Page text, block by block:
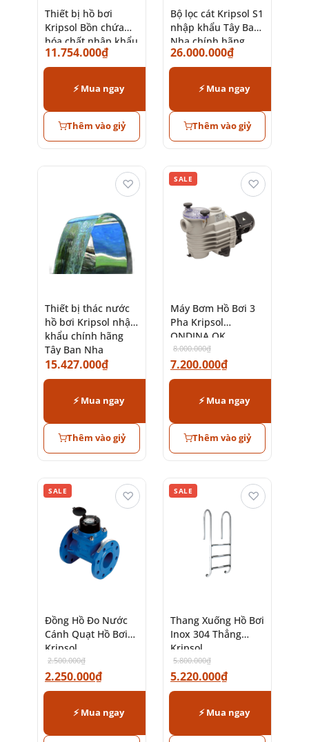
Thiết bị hồ bơi
Kripsol Bồn chứa
hóa chất nhập khẩu
chính hãng
11.754.000₫
⚡ Mua ngay
Thêm vào giỷ
Bộ lọc cát Kripsol S1
nhập khẩu Tây Ban
Nha chính hãng
26.000.000₫
⚡ Mua ngay
Thêm vào giỷ
Thiết bị thác nước
hồ bơi Kripsol nhập
khẩu chính hãng
Tây Ban Nha
15.427.000₫
⚡ Mua ngay
Thêm vào giỷ
♡ SALE
Máy Bơm Hồ Bơi 3
Pha Kripsol
ONDINA OK
8.000.000₫
7.200.000₫
⚡ Mua ngay
Thêm vào giỷ
♡
SALE
Đồng Hồ Đo Nước
Cánh Quạt Hồ Bơi
Kripsol
2.500.000₫
2.250.000₫
⚡ Mua ngay
♡ SALE
Thang Xuống Hồ Bơi
Inox 304 Thẳng
Kripsol
5.800.000₫
5.220.000₫
⚡ Mua ngay
♡